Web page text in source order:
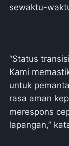
sewaktu-
“Status
Kami
untuk
rasa aman
merespons
lapangan,”